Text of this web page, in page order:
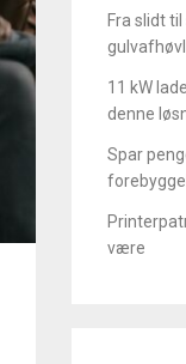
Fra slidt
11 kW
denne
Spar
være